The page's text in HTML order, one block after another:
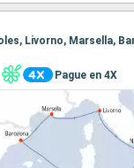
Livorno, Marsella,
Pague en 4X